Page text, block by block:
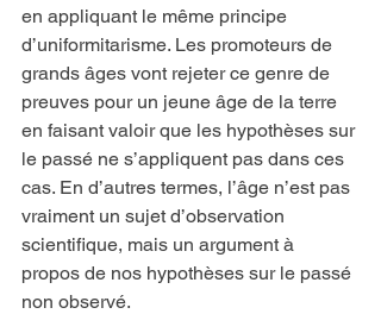
en appliquant le même principe
d’uniformitarisme. Les promoteurs de
grands âges vont rejeter ce genre de
preuves pour un jeune âge de la terre
en faisant valoir que les hypothèses sur
le passé ne s’appliquent pas dans ces
cas. En d’autres termes, l’âge n’est pas
vraiment un sujet d’observation
scientifique, mais un argument à
propos de nos hypothèses sur le passé
non observé.